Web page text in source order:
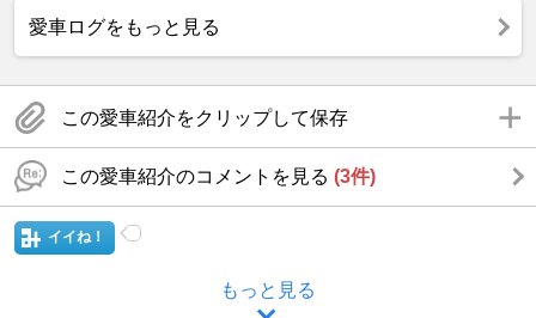
愛車ログをもっと見る
この愛車紹介をクリップして保存
この愛車紹介のコメントを見る (3件)
イイね！
もっと見る